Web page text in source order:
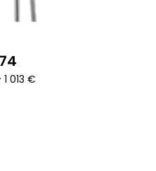
1 013 €Ártartomány: